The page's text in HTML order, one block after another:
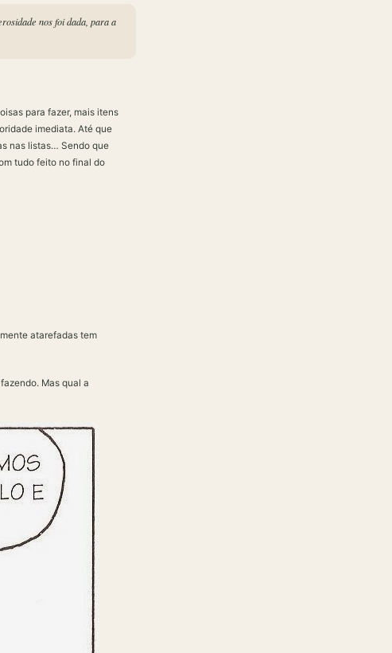
nos foi dada, para a
para fazer, mais itens
imediata. Até que
nas listas… Sendo que
tudo feito no final do
atarefadas tem
Mas qual a